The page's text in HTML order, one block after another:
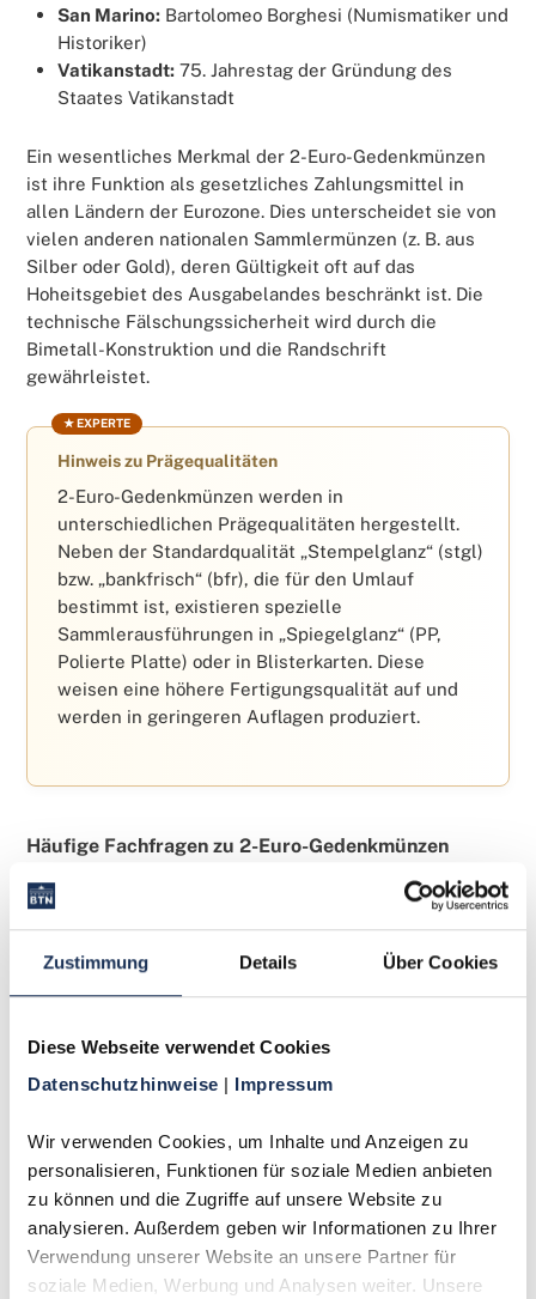
Zustimmung Details Über Cookies
Diese Webseite verwendet Cookies
Datenschutzhinweise | Impressum
Wir verwenden Cookies, um Inhalte und Anzeigen zu
personalisieren, Funktionen für soziale Medien anbieten
zu können und die Zugriffe auf unsere Website zu
analysieren. Außerdem geben wir Informationen zu Ihrer
Verwendung unserer Website an unsere Partner für
soziale Medien, Werbung und Analysen weiter. Unsere
San Marino:Bartolomeo Borghesi (Numismatiker und
Historiker)
Vatikanstadt:75. Jahrestag der Gründung des
Staates Vatikanstadt
Ein wesentliches Merkmal der 2-Euro-Gedenkmünzen
ist ihre Funktion als gesetzliches Zahlungsmittel in
allen Ländern der Eurozone. Dies unterscheidet sie von
vielen anderen nationalen Sammlermünzen (z. B. aus
Silber oder Gold), deren Gültigkeit oft auf das
Hoheitsgebiet des Ausgabelandes beschränkt ist. Die
technische Fälschungssicherheit wird durch die
Bimetall-Konstruktion und die Randschrift
gewährleistet.
Hinweis zu Prägequalitäten
2-Euro-Gedenkmünzen werden in
unterschiedlichen Prägequalitäten hergestellt.
Neben der Standardqualität „Stempelglanz“ (stgl)
bzw. „bankfrisch“ (bfr), die für den Umlauf
bestimmt ist, existieren spezielle
Sammlerausführungen in „Spiegelglanz“ (PP,
Polierte Platte) oder in Blisterkarten. Diese
weisen eine höhere Fertigungsqualität auf und
werden in geringeren Auflagen produziert.
Häufige Fachfragen zu 2-Euro-Gedenkmünzen
Worin besteht der Unterschied zwischen einer
2-Euro-Gedenkmünze und einer regulären 2-
einmaliges, anlassbezogenes Motiv auf der
nationalen Bildseite aus. Reguläre Kursmünzen
Motiv, das über viele Jahre unverändert bleibt (z.B.
der Bundesadler für Deutschland). Die deutsche
Serie „Bundesländer“ stellt einen Sonderfall dar,
bei der es sich um reguläre Kursmünzen mit
jährlich wechselndem Motiv handelt, die aber oft
als Gedenkmünzen wahrgenommen werden.